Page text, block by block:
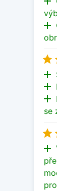
add

add
add
add
se

add